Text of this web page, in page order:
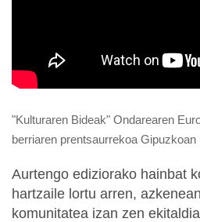
"Kulturaren Bideak" Ondarearen
berriaren prentsaurrekoa Gipuzkoan
Aurtengo ediziorako hainbat
hartzaile lortu arren,
komunitatea izan zen